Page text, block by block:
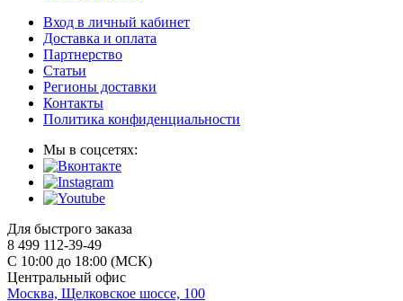
Вход в личный кабинет
Доставка и оплата
Партнерство
Статьи
Регионы доставки
Контакты
Политика конфиденциальности
Мы в соцсетях:
Для быстрого заказа
8 499 112-39-49
С 10:00 до 18:00 (МСК)
Центральный офис
Москва, Щелковское шоссе, 100